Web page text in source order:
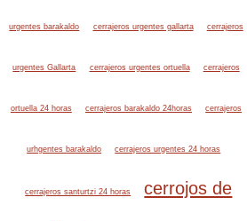
urgentes barakaldo cerrajeros urgentes gallarta cerrajeros
urgentes Gallarta cerrajeros urgentes ortuella cerrajeros
ortuella 24 horas cerrajeros barakaldo 24horas cerrajeros
urhgentes barakaldo cerrajeros urgentes 24 horas
cerrajeros santurtzi 24 horas cerrojos de